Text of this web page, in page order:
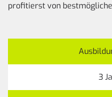
profitierst von
3